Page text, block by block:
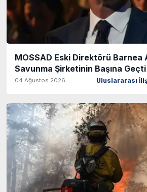
MOSSAD Eski Direktörü Barnea
Savunma Şirketinin Başına Geçti
04 Ağustos 2026 Uluslararası